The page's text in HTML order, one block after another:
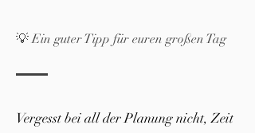
💡 Ein guter Tipp für euren großen Tag
Vergesst bei all der Planung nicht, Zeit